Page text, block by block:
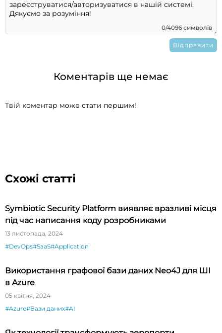
0/4096 символів
Коментарів ще немає
Твій коментар може стати першим!
Схожі статті
Symbiotic Security Platform виявляє вразливі місця
під час написання коду розробниками
13 листопада, 2024
#DevOps#SaaS#Application
Використання графової бази даних Neo4J для ШІ
в Azure
05 квітня, 2024
#Azure#Бази даних#AI